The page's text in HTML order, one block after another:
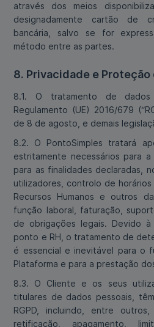
através dos meios
designadamente cartão de
bancária, salvo se for
método entre as partes.
8. Privacidade e Proteção
8.1. O tratamento de
Regulamento (UE) 2016/679
de 8 de agosto, e demais
8.2. O PontoSimples tratará
estritamente necessários para
para as finalidades declaradas,
utilizadores, controlo de
Recursos Humanos e outros
função laboral, faturação,
de obrigações legais. Devido
ponto e RH, o tratamento de
é essencial e inevitável para o
Plataforma e para a prestação
8.3. O Cliente e os seus
titulares de dados pessoais,
RGPD, incluindo, entre
retificação, apagamento,